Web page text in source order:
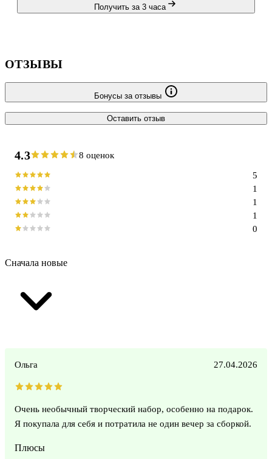
Получить за 3 часа
ОТЗЫВЫ
Бонусы за отзывы
Оставить отзыв
4.3 8 оценок
0
1
1
1
5
Сначала новые
Ольга 27.04.2026
Очень необычный творческий набор, особенно на подарок.
Я покупала для себя и потратила не один вечер за сборкой.
Плюсы